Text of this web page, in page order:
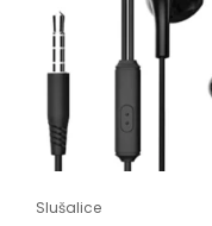
Slušalice